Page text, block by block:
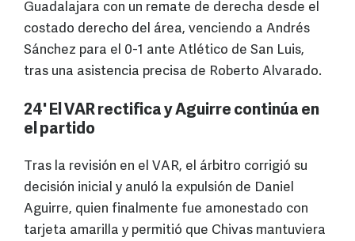
Guadalajara con un remate de derecha desde el
costado derecho del área, venciendo a Andrés
Sánchez para el 0-1 ante Atlético de San Luis,
tras una asistencia precisa de Roberto Alvarado.
24' El VAR rectifica y Aguirre continúa en
el partido
Tras la revisión en el VAR, el árbitro corrigió su
decisión inicial y anuló la expulsión de Daniel
Aguirre, quien finalmente fue amonestado con
tarjeta amarilla y permitió que Chivas mantuviera